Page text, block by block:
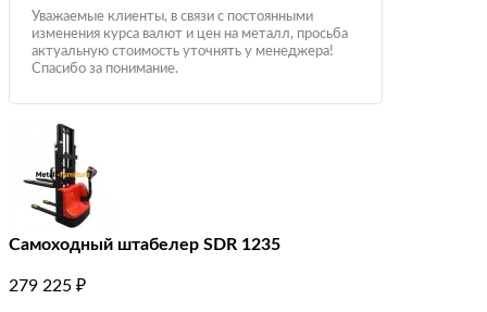
Уважаемые клиенты, в связи с постоянными
изменения курса валют и цен на металл, просьба
актуальную стоимость уточнять у менеджера!
Спасибо за понимание.
Самоходный штабелер SDR 1235
279 225 ₽